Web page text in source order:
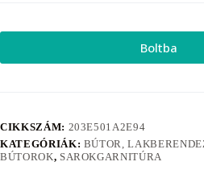
Boltba
CIKKSZÁM: 203E501A2E94
KATEGÓRIÁK: BÚTOR,
BÚTOROK, SAROKGARNITÚRA